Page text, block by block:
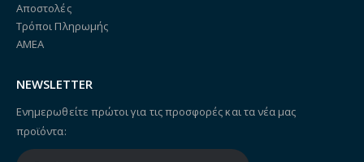
Αποστολές
Τρόποι Πληρωμής
ΑΜΕΑ
NEWSLETTER
Ενημερωθείτε πρώτοι για τις προσφορές και τα νέα μας
προϊόντα: